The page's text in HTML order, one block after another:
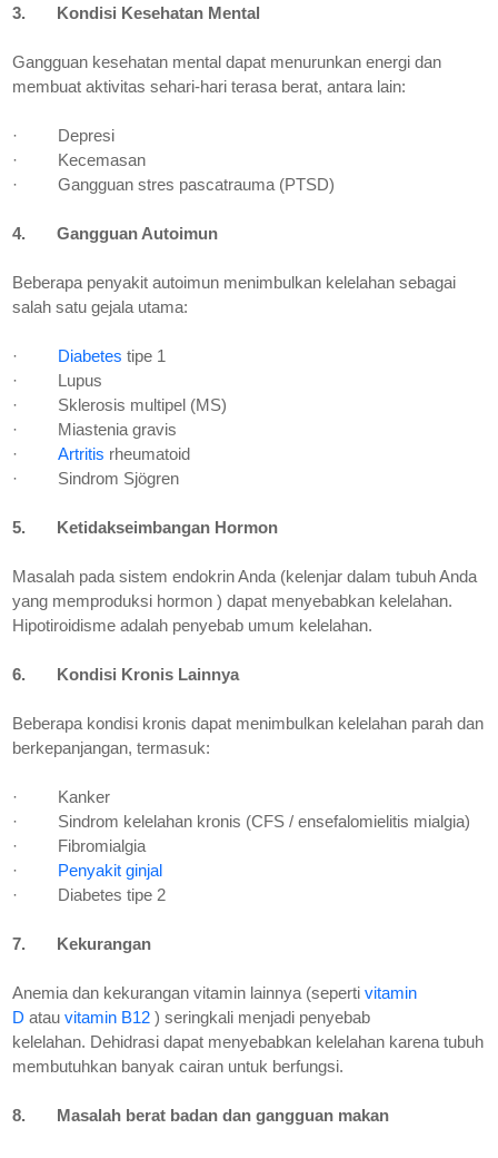
3. Kondisi Kesehatan Mental
Gangguan kesehatan mental dapat menurunkan energi dan
membuat aktivitas sehari-hari terasa berat, antara lain:
·
Depresi
·
Kecemasan
·
Gangguan stres pascatrauma (PTSD)
4. Gangguan Autoimun
Beberapa penyakit autoimun menimbulkan kelelahan sebagai
salah satu gejala utama:
· Diabetes tipe 1
·
Lupus
·
Sklerosis multipel (MS)
·
Miastenia gravis
·
Artritis rheumatoid
·
Sindrom Sjögren
5. Ketidakseimbangan Hormon
Masalah pada sistem endokrin Anda (kelenjar dalam tubuh Anda
yang memproduksi hormon ) dapat menyebabkan kelelahan.
Hipotiroidisme adalah penyebab umum kelelahan.
6. Kondisi Kronis Lainnya
Beberapa kondisi kronis dapat menimbulkan kelelahan parah dan
berkepanjangan, termasuk:
·
Kanker
·
Sindrom kelelahan kronis (CFS / ensefalomielitis mialgia)
·
Fibromialgia
·
Penyakit ginjal
·
Diabetes tipe 2
7. Kekurangan
Anemia dan kekurangan vitamin lainnya (seperti vitamin
D atau vitamin B12 ) seringkali menjadi penyebab
kelelahan. Dehidrasi dapat menyebabkan kelelahan karena tubuh
membutuhkan banyak cairan untuk berfungsi.
8. Masalah berat badan dan gangguan makan